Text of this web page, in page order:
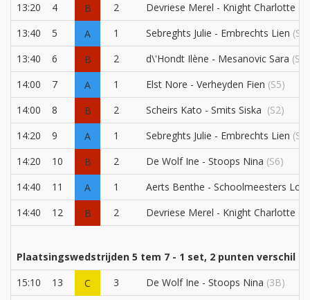
13:20
4 B 2 Devriese Merel - Knight Charlotte
13:40
5 A 1 Sebreghts Julie - Embrechts Lien (S1)
13:40
6 B 2 d\'Hondt Ilène - Mesanovic Sara (S7)
14:00
7 A 1 Elst Nore - Verheyden Fien (S5)
14:00
8 B 2 Scheirs Kato - Smits Siska (S2)
14:20
9 A 1 Sebreghts Julie - Embrechts Lien (S1)
14:20
10 B 2 De Wolf Ine - Stoops Nina (S6)
14:40
11 A 1
Aerts Benthe - Schoolmeesters
14:40
12 B 2 Devriese Merel - Knight Charlotte
Plaatsingswedstrijden 5 tem 7 - 1 set, 2 punten verschil
15:10
13 C 3 De Wolf Ine - Stoops Nina (3B)